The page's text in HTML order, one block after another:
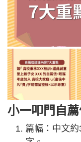
小一叩門自薦
篇幅：中文